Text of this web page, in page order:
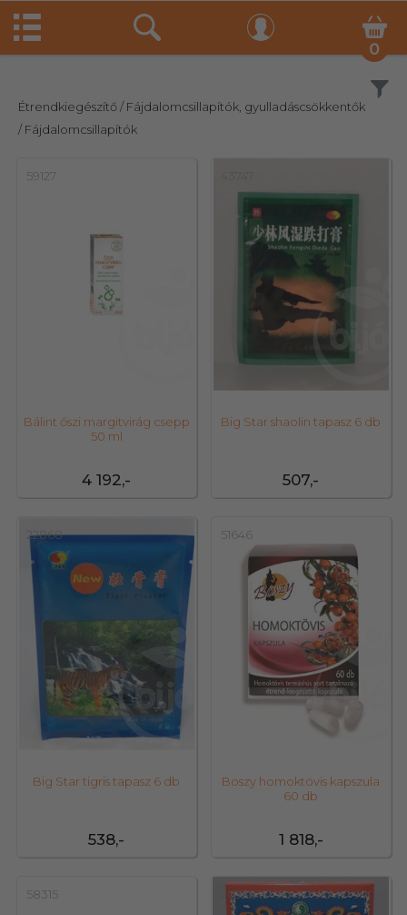
0
Étrendkiegészítő/ Fájdalomcsillapítók, gyulladáscsökkentők
/ Fájdalomcsillapítók
59127
4 192,-
Bálint őszi margitvirág csepp
50 ml
507,-
Big Star shaolin tapasz 6 db
22868
538,-
Big Star tigris tapasz 6 db
51646
1 818,-
Boszy homoktövis kapszula
60 db
58315 20726